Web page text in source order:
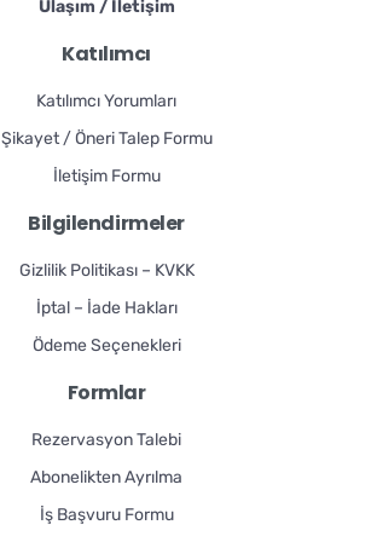
Ulaşım / İletişim
Katılımcı
Katılımcı Yorumları
Şikayet / Öneri Talep Formu
İletişim Formu
Bilgilendirmeler
Gizlilik Politikası – KVKK
İptal – İade Hakları
Ödeme Seçenekleri
Formlar
Rezervasyon Talebi
Abonelikten Ayrılma
İş Başvuru Formu